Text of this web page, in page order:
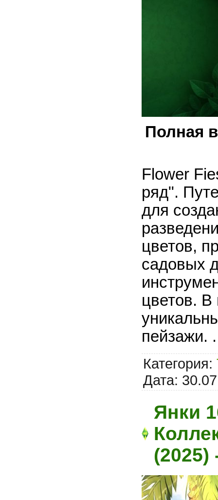
Полная
Flower
ряд".
для
цветов,
садовых
цветов. В
пейзажи.
Категория:
Дата:
Янки
(2025)